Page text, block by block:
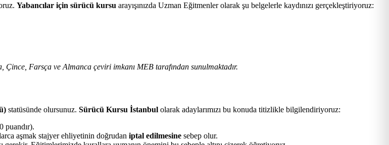
Yabancılar için sürücü kursu arayışınızda Uzman Eğitmenler olarak şu belgelerle kaydınızı gerçekleştiriyoruz:
Çince, Farsça ve Almanca çeviri imkanı MEB tarafından sunulmaktadır.
statüsünde olursunuz. Sürücü Kursu İstanbul olarak adaylarımızı bu konuda titizlikle bilgilendiriyoruz:
puandır).
aşmak stajyer ehliyetinin doğrudan iptal edilmesine sebep olur.